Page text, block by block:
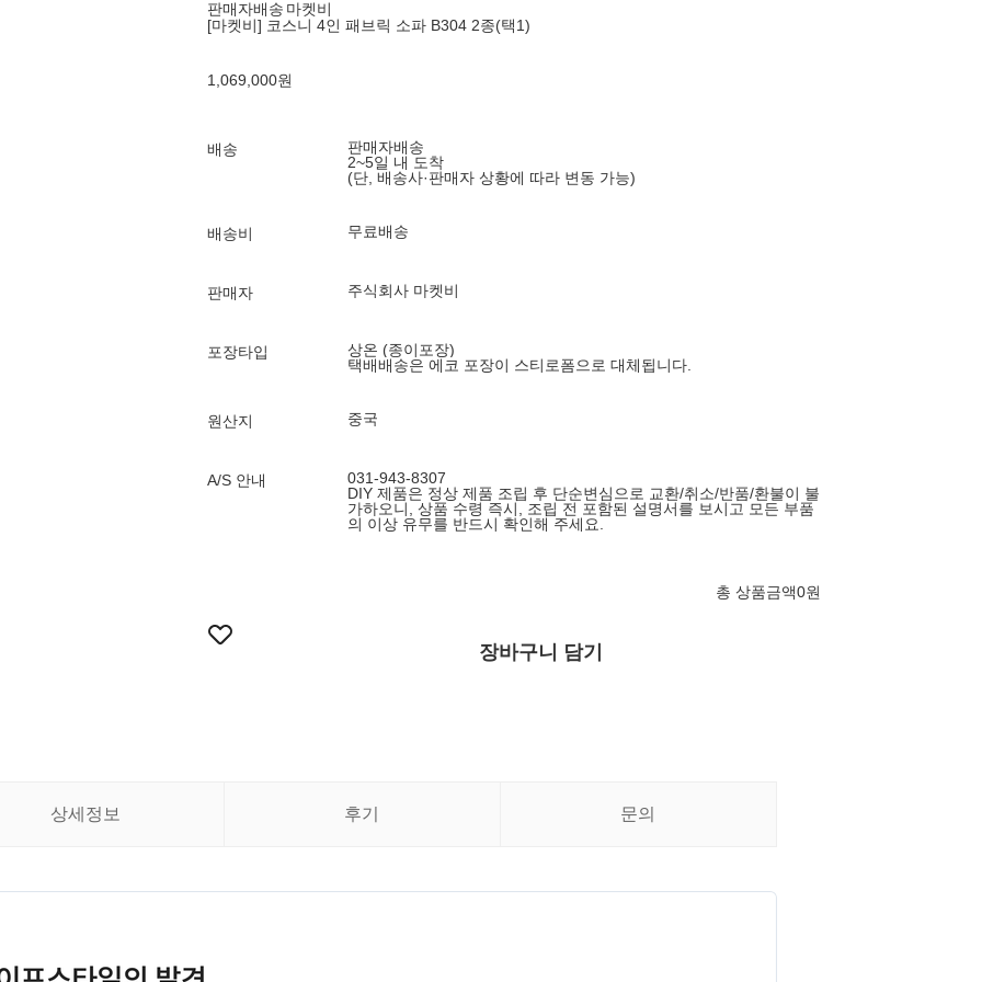
판매자배송 마켓비
[마켓비] 코스니 4인 패브릭 소파 B304 2종(택1)
1,069,000원
배송
판매자배송
2~5일 내 도착
(단, 배송사·판매자 상황에 따라 변동 가능)
배송비 무료배송
판매자 주식회사 마켓비
포장타입
상온 (종이포장)
택배배송은 에코 포장이 스티로폼으로 대체됩니다.
원산지 중국
A/S 안내
031-943-8307
DIY 제품은 정상 제품 조립 후 단순변심으로 교환/취소/반품/환불이 불
가하오니, 상품 수령 즉시, 조립 전 포함된 설명서를 보시고 모든 부품
의 이상 유무를 반드시 확인해 주세요.
총 상품금액0원
장바구니 담기
상세정보 후기 문의